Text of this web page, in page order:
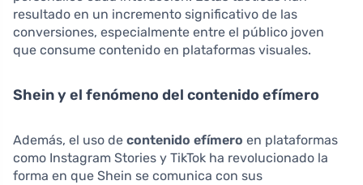
resultado en un incremento significativo de las
conversiones, especialmente entre el público joven
que consume contenido en plataformas visuales.
Shein y el fenómeno del contenido efímero
Además, el uso de contenido efímero en plataformas
como Instagram Stories y TikTok ha revolucionado la
forma en que Shein se comunica con sus